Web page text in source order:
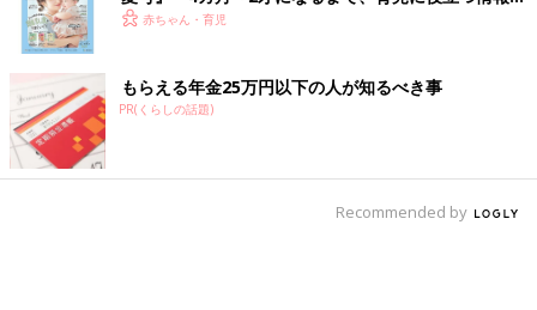
いっぱい！
赤ちゃん・育児
もらえる年金25万円以下の人が知るべき事
PR(くらしの話題)
Recommended by